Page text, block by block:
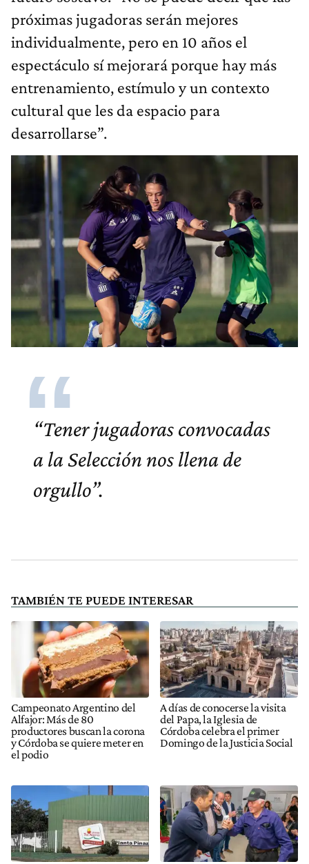
próximas jugadoras serán mejores
individualmente, pero en 10 años el
espectáculo sí mejorará porque hay más
entrenamiento, estímulo y un contexto
cultural que les da espacio para
desarrollarse”.
“Tener jugadoras convocadas
a la Selección nos llena de
orgullo”.
TAMBIÉN TE PUEDE INTERESAR
Campeonato Argentino del
Alfajor: Más de 80
productores buscan la corona
y Córdoba se quiere meter en
el podio
A días de conocerse la visita
del Papa, la Iglesia de
Córdoba celebra el primer
Domingo de la Justicia Social